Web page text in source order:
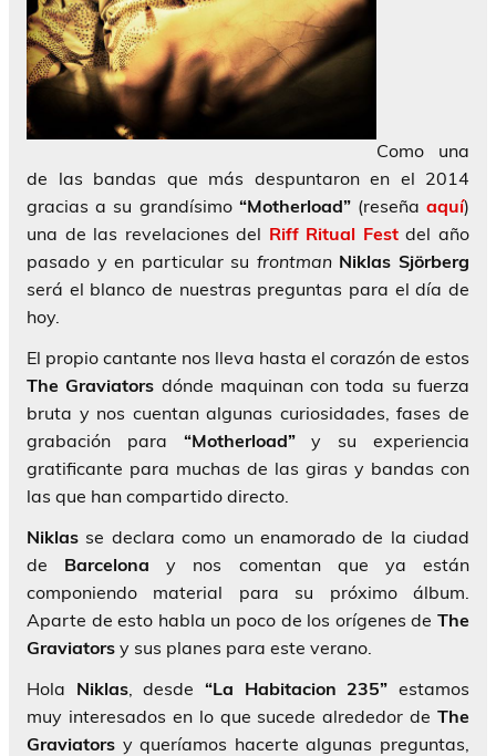
Como una
de las bandas que más despuntaron en el 2014
gracias a su grandísimo “Motherload”(reseñaaquí)
una de las revelaciones del Riff Ritual Fest del año
pasado y en particular su frontman Niklas Sjörberg
será el blanco de nuestras preguntas para el día de
hoy.
El propio cantante nos lleva hasta el corazón de estos
The Graviators dónde maquinan con toda su fuerza
bruta y nos cuentan algunas curiosidades, fases de
grabación para “Motherload”y su experiencia
gratificante para muchas de las giras y bandas con
las que han compartido directo.
Niklas se declara como un enamorado de la ciudad
de Barcelona y nos comentan que ya están
componiendo material para su próximo álbum.
Aparte de esto habla un poco de los orígenes de The
Graviators y sus planes para este verano.
Hola Niklas, desde“La Habitacion 235” estamos
muy interesados en lo que sucede alrededor de The
Graviators y queríamos hacerte algunas preguntas,